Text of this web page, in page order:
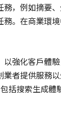
，例如摘要
。在商業環
強化客戶體
者提供服務
括搜索生成體